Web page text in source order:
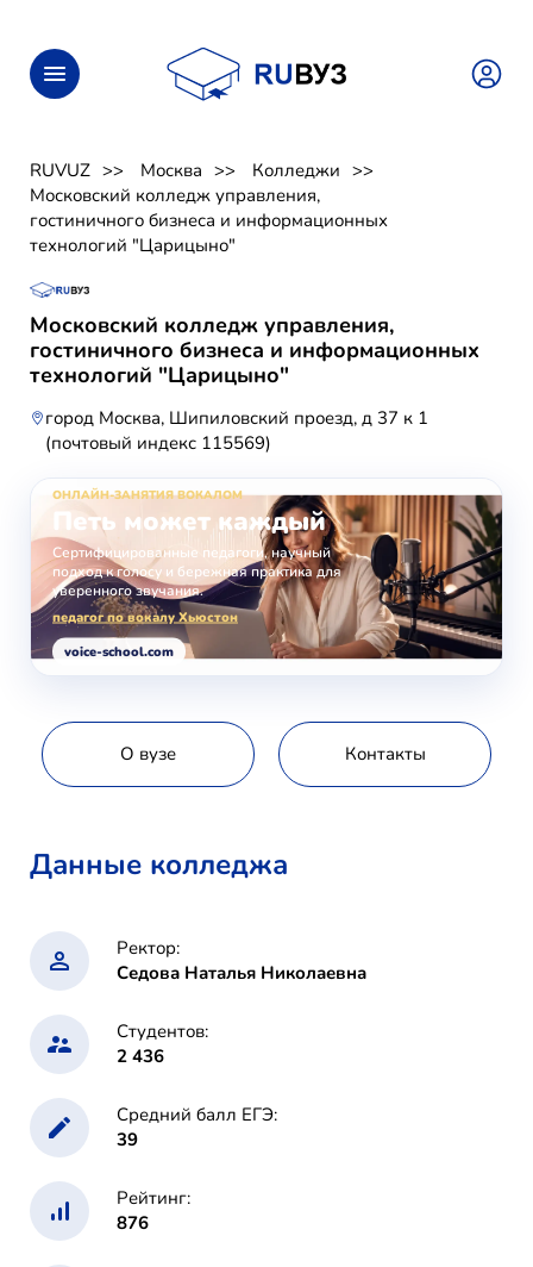
RUVUZ Москва
Колледжи
Московский колледж управления,
гостиничного бизнеса и информационных
технологий "Царицыно"
Московский колледж управления,
гостиничного бизнеса и информационных
технологий "Царицыно"
город Москва, Шипиловский проезд, д 37 к 1
(почтовый индекс 115569)
ОНЛАЙН-ЗАНЯТИЯ ВОКАЛОМ
Петь может каждый
Сертифицированные педагоги, научный
подход к голосу и бережная практика для
уверенного звучания.
педагог по вокалу Хьюстон
voice-school.com
О вузе Контакты
Данные колледжа
Ректор:
Седова Наталья Николаевна
Студентов:
2 436
Средний балл ЕГЭ:
39
Рейтинг:
876